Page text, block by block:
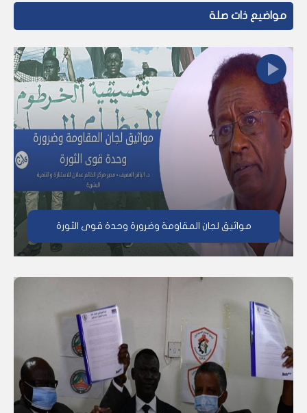
مواضيع ذات صلة
مواثيق لجان المقاومة وضرورة وحدة قوى الثورة